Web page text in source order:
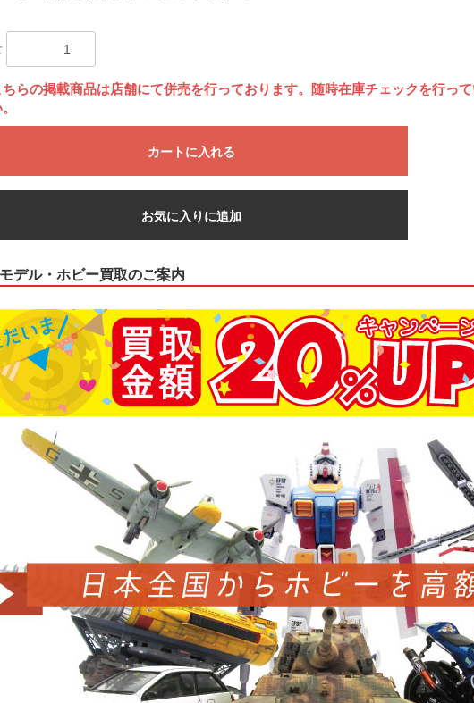
らの掲載商品は店舗にて併売を行っております。随時在庫チェックを行っ
カートに入れる
お気に入りに追加
デル・ホビー買取のご案内